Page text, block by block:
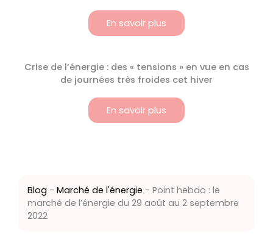
En savoir plus
Crise de l’énergie : des « tensions » en vue en cas
de journées très froides cet hiver
En savoir plus
Blog - Marché de l'énergie - Point hebdo : le
marché de l’énergie du 29 août au 2 septembre
2022